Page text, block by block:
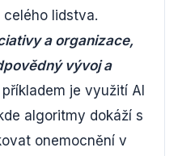
celého lidstva.
a organizace,
vývoj a
je využití AI
algoritmy dokáží s
onemocnění v